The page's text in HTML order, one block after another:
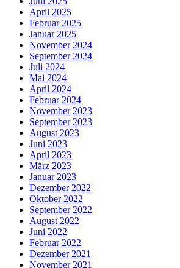
April 2025
Februar 2025
Januar 2025
November 2024
September 2024
Juli 2024
Mai 2024
April 2024
Februar 2024
November 2023
September 2023
August 2023
Juni 2023
April 2023
März 2023
Januar 2023
Dezember 2022
Oktober 2022
September 2022
August 2022
Juni 2022
Februar 2022
Dezember 2021
November 2021